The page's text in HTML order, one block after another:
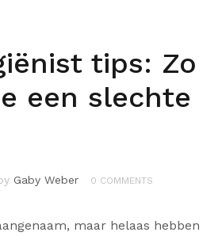
tips: Zo
een slechte
Gaby Weber 0 COMMENTS
maar helaas hebben